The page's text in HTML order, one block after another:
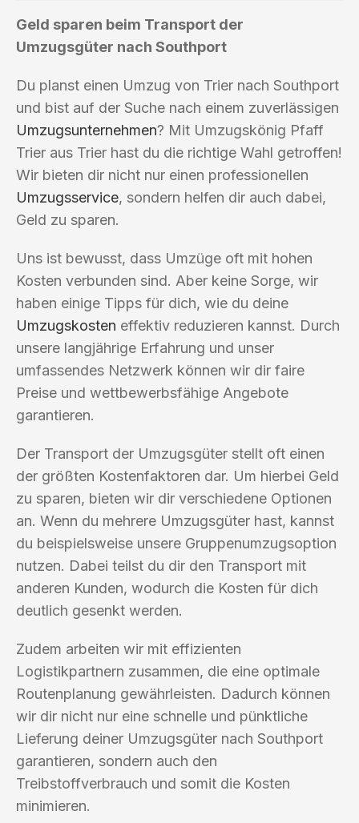
Geld sparen beim Transport der
Umzugsgüter nach Southport
Du planst einen Umzug von Trier nach Southport
und bist auf der Suche nach einem zuverlässigen
Umzugsunternehmen? Mit Umzugskönig Pfaff
Trier aus Trier hast du die richtige Wahl getroffen!
Wir bieten dir nicht nur einen professionellen
Umzugsservice, sondern helfen dir auch dabei,
Geld zu sparen.
Uns ist bewusst, dass Umzüge oft mit hohen
Kosten verbunden sind. Aber keine Sorge, wir
haben einige Tipps für dich, wie du deine
Umzugskosten effektiv reduzieren kannst. Durch
unsere langjährige Erfahrung und unser
umfassendes Netzwerk können wir dir faire
Preise und wettbewerbsfähige Angebote
garantieren.
Der Transport der Umzugsgüter stellt oft einen
der größten Kostenfaktoren dar. Um hierbei Geld
zu sparen, bieten wir dir verschiedene Optionen
an. Wenn du mehrere Umzugsgüter hast, kannst
du beispielsweise unsere Gruppenumzugsoption
nutzen. Dabei teilst du dir den Transport mit
anderen Kunden, wodurch die Kosten für dich
deutlich gesenkt werden.
Zudem arbeiten wir mit effizienten
Logistikpartnern zusammen, die eine optimale
Routenplanung gewährleisten. Dadurch können
wir dir nicht nur eine schnelle und pünktliche
Lieferung deiner Umzugsgüter nach Southport
garantieren, sondern auch den
Treibstoffverbrauch und somit die Kosten
minimieren.